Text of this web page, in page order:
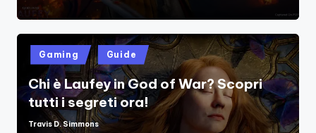
Posted
in
Gaming Guide
Chi è Laufey in God of War? Scopri
tutti i segreti ora!
Posted
Travis D. Simmons